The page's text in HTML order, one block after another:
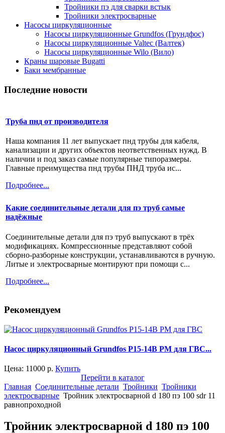
Тройники пэ для сварки встык
Тройники электросварные
Насосы циркуляционные
Насосы циркуляционные Grundfos (Грундфос)
Насосы циркуляционные Valtec (Валтек)
Насосы циркуляционные Wilo (Вило)
Краны шаровые Bugatti
Баки мембранные
Последние новости
Труба пнд от производителя
Наша компания 11 лет выпускает пнд трубы для кабеля,
канализации и других объектов неответственных нужд. В
наличии и под заказ самые популярные типоразмеры.
Главные преимущества пнд трубы ПНД труба ис...
Подробнее...
Какие соединительные детали для пэ труб самые
надёжные
Соединительные детали для пэ труб выпускают в трёх
модификациях. Компрессионные представляют собой
сборно-разборные конструкции, устанавливаются в ручную.
Литые и электросварные монтируют при помощи с...
Подробнее...
Рекомендуем
Насос циркуляционный Grundfos P15-14B PM для ГВС...
Цена: 11000 р. Купить
Перейти в каталог
Главная Соединительные детали Тройники Тройники
электросварные Тройник электросварной d 180 пэ 100 sdr 11
равнопроходной
Тройник электросварной d 180 пэ 100